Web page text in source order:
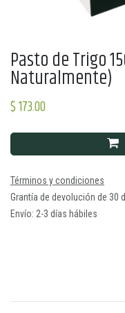
Pasto de Trigo
Naturalmente)
$173.00
Términos y condiciones
Grantía de devolución de 30
Envío: 2-3 días hábiles